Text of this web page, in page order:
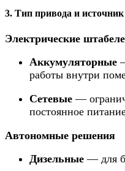
3. Тип привода и
Электрические
Аккумуляторные
работы внутри
Сетевые —
постоянное
Автономные решения
Дизельные — для